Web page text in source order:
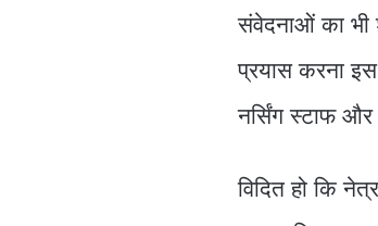
संवेदनाओं का भी
प्रयास करना
नर्सिंग स्टाफ
विदित हो कि